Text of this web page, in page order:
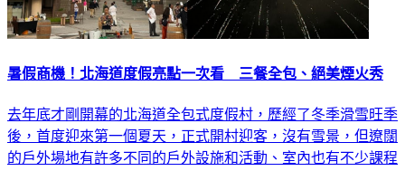
暑假商機！北海道度假亮點一次看 三餐全包、絕美煙火秀
去年底才剛開幕的北海道全包式度假村，歷經了冬季滑雪旺季
後，首度迎來第一個夏天，正式開村迎客，沒有雪景，但遼闊
的戶外場地有許多不同的戶外設施和活動、室內也有不少課程